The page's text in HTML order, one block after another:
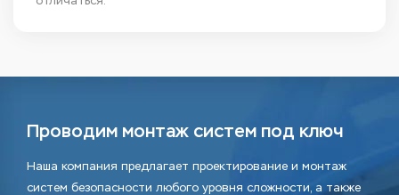
Проводим монтаж систем под ключ
Наша компания предлагает проектирование и монтаж
систем безопасности любого уровня сложности, а также